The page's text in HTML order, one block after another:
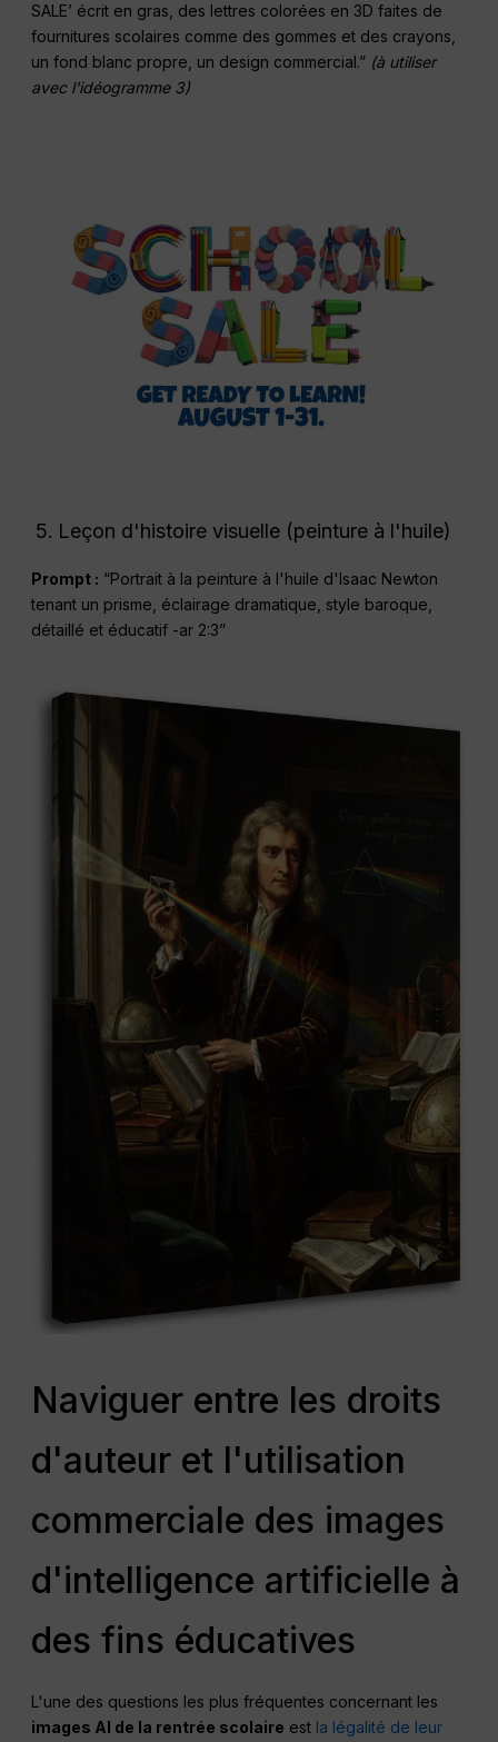
SALE’ écrit en gras, des lettres colorées en 3D faites de
fournitures scolaires comme des gommes et des crayons,
un fond blanc propre, un design commercial.” (à utiliser
avec l'idéogramme 3)
Leçon d'histoire visuelle (peinture à l'huile)
Prompt : “Portrait à la peinture à l'huile d'Isaac Newton
tenant un prisme, éclairage dramatique, style baroque,
détaillé et éducatif -ar 2:3”
Naviguer entre les droits
d'auteur et l'utilisation
commerciale des images
d'intelligence artificielle à
des fins éducatives
L'une des questions les plus fréquentes concernant les
images AI de la rentrée scolaire est la légalité de leur